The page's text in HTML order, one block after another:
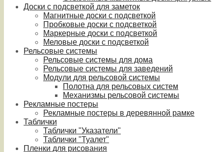
Доски с подсветкой для заметок
Магнитные доски с подсветкой
Пробковые доски с подсветкой
Маркерные доски с подсветкой
Меловые доски с подсветкой
Рельсовые системы
Рельсовые системы для дома
Рельсовые системы для заведений
Модули для рельсовой системы
Полотна для рельсовых систем
Механизмы рельсовой системы
Рекламные постеры
Рекламные постеры в деревянной рамке
Таблички
Таблички "Указатели"
Таблички "Туалет"
Пленки для рисования